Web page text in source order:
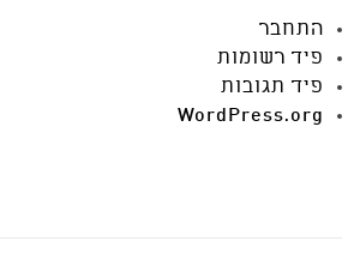
התחבר
פיד רשומות
פיד תגובות
WordPress.org